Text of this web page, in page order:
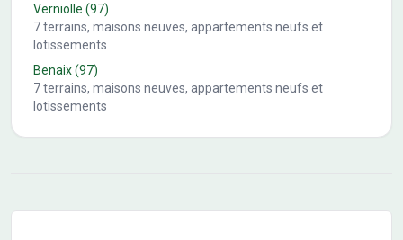
Verniolle (97)
7terrains, maisons neuves, appartements neufs et
lotissements
Benaix(97)
7terrains, maisons neuves, appartements neufs et
lotissements